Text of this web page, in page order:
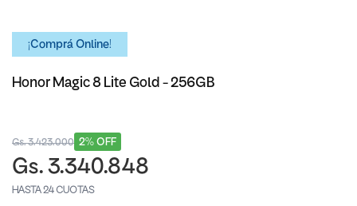
¡Comprá Online!
Honor Magic 8 Lite Gold - 256GB
2% OFF
Gs. 3.423.000
Gs. 3.340.848
HASTA 24 CUOTAS